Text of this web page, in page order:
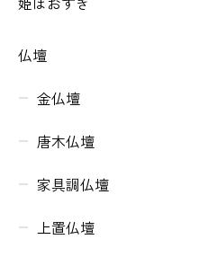
仏壇
金仏壇
唐木仏壇
家具調仏壇
上置仏壇